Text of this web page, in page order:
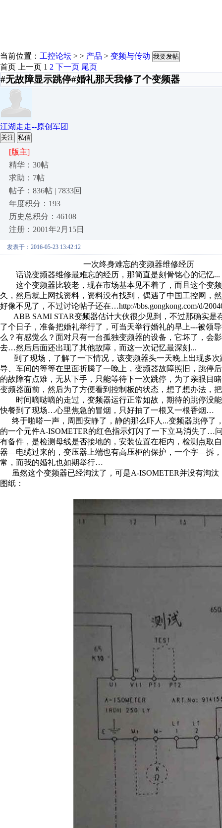
当前位置： 工控论坛 > > 产品 > 变频与传动 我要发帖
首页 上一页 1 2 下一页 尾页
#无故障显示跳停#婚礼那天我修了个变频器
江湖走走--原创军团
关注 私信
[版主]
精华：30帖
求助：7帖
帖子：836帖 | 7833回
年度积分：193
历史总积分：46108
注册：2001年2月15日
发表于：2016-05-23 13:42:12
一次终身难忘的变频器维修经历
话说变频器维修最难忘的经历，那简直是刻骨铭心的记忆...
这个变频器比较老，现在市场基本见不着了，而且这个变
久，然后就上网找资料，资料没有找到，偶遇了中国工控网
好像不见了，不过讨论帖子还在…http://bbs.gongkong.com/d/
ABB SAMI STAR变频器估计大伙很少见到，不过那确实是
了个日子，准备把婚礼举行了，可当天举行婚礼的早上---被领
么？有感觉么？面对只有一台孤独变频器的设备，它坏了，会
去…然后后面还出现了其他故障，而这一次记忆最深刻...
到了现场，了解了一下情况，该变频器头一天晚上出现多次
导、车间的等等在里面折腾了一晚上，变频器故障照旧，跳
的故障有点难，无从下手，只能等待下一次跳停，为了亲眼目
变频器面前，然后为了方便看到控制板的状态，想了想办法，
时间嘀哒嘀的走过，变频器运行正常如故，期待的跳停没
快餐到了现场…心里焦急的冒烟，只好抽了一根又一根香烟…
终于啪嗒一声，周围安静了，静的那么吓人...变频器跳停了
的一个元件A-ISOMETER的红色指示灯闪了一下立马消失了
有备件，是检测母线是否接地的，安装位置在柜内，检测点取
器—电缆过来的，变压器上端也有高压柜的保护，一个字—拆
常，而我的婚礼也如期举行…
虽然这个变频器已经淘汰了，可是A-ISOMETER并没有淘
图纸：